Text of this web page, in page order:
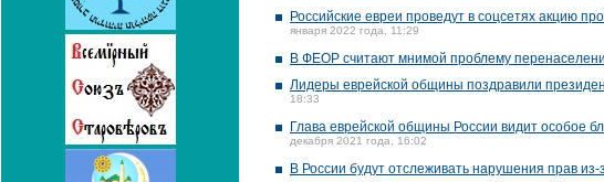
Российские евреи проведут в соцсетях акцию
января 2022 года, 11:29
В ФЕОР считают мнимой проблему
Лидеры еврейской общины поздравили
18:33
Глава еврейской общины России видит особое
декабря 2021 года, 16:02
В России будут отслеживать нарушения прав